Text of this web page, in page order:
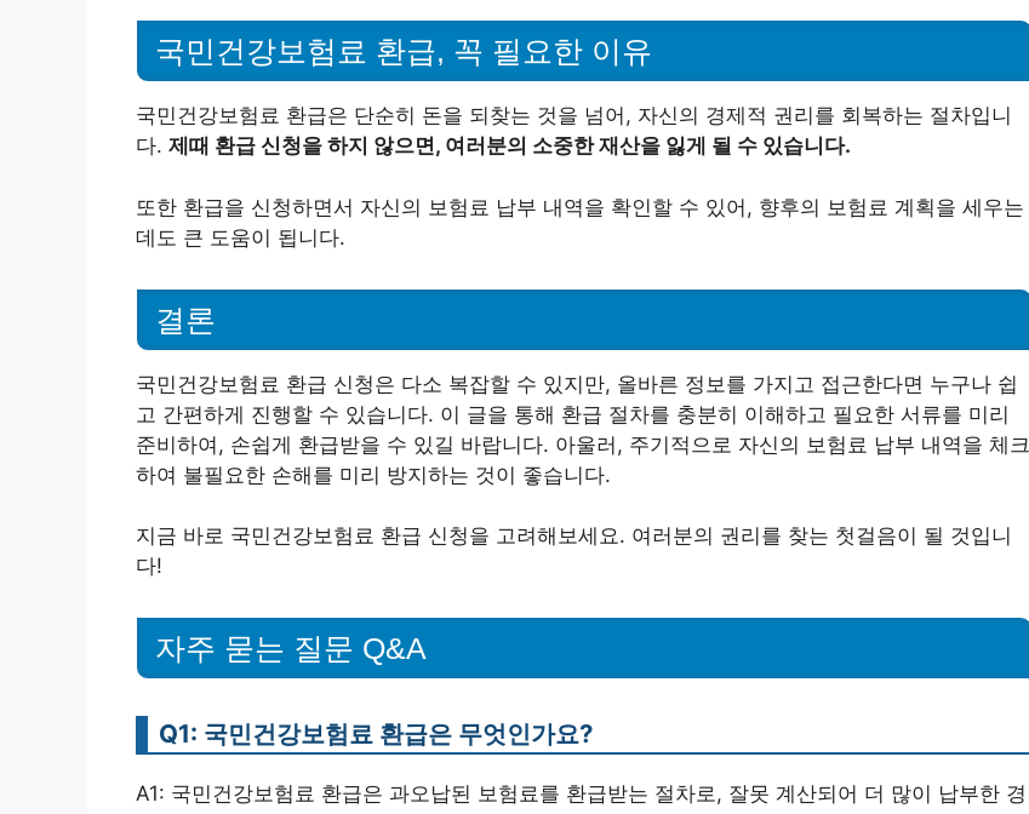
국민건강보험료 환급, 꼭 필요한 이유
국민건강보험료 환급은 단순히 돈을 되찾는 것을 넘어, 자신의 경제적 권리를 회복하는 절차입니
다. 제때 환급 신청을 하지 않으면, 여러분의 소중한 재산을 잃게 될 수 있습니다.
또한 환급을 신청하면서 자신의 보험료 납부 내역을 확인할 수 있어, 향후의 보험료 계획을 세우는
데도 큰 도움이 됩니다.
결론
국민건강보험료 환급 신청은 다소 복잡할 수 있지만, 올바른 정보를 가지고 접근한다면 누구나 쉽
고 간편하게 진행할 수 있습니다. 이 글을 통해 환급 절차를 충분히 이해하고 필요한 서류를 미리
준비하여, 손쉽게 환급받을 수 있길 바랍니다. 아울러, 주기적으로 자신의 보험료 납부 내역을 체크
하여 불필요한 손해를 미리 방지하는 것이 좋습니다.
지금 바로 국민건강보험료 환급 신청을 고려해보세요. 여러분의 권리를 찾는 첫걸음이 될 것입니
다!
자주 묻는 질문 Q&A
Q1: 국민건강보험료 환급은 무엇인가요?
A1: 국민건강보험료 환급은 과오납된 보험료를 환급받는 절차로, 잘못 계산되어 더 많이 납부한 경